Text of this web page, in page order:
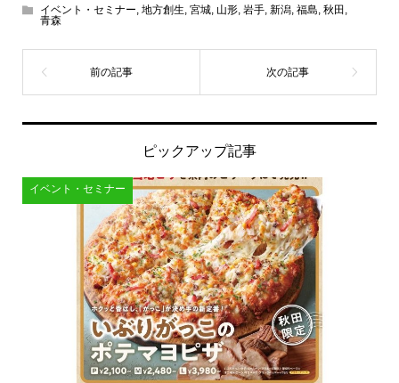
イベント・セミナー, 地方創生, 宮城, 山形, 岩手, 新潟, 福島, 秋田 ,
青森
ピックアップ記事
イベント・セミナー